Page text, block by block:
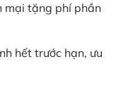
mại tặng phí phần
hết trước hạn, ưu